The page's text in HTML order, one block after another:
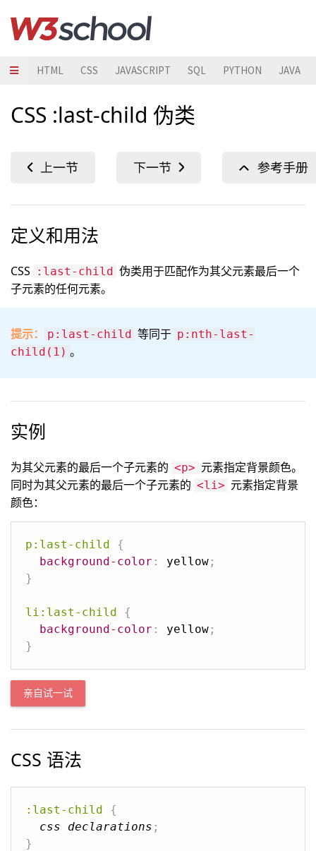
HTML CSS JAVASCRIPT SQL PYTHON JAVA
CSS :last-child 伪类
定义和用法
CSS :last-child 伪类用于匹配作为其父元素最后一个
子元素的任何元素。
提示： p:last-child 等同于 p:nth-last-
child(1) 。
实例
为其父元素的最后一个子元素的 <p> 元素指定背景颜色。
同时为其父元素的最后一个子元素的 <li> 元素指定背景
颜色：
p:last-child
{
background-color : yellow ;
}
li:last-child
{
background-color : yellow ;
}
亲自试一试
CSS 语法
:last-child
{
css declarations ;
}